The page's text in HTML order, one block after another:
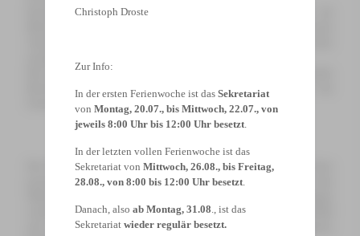
Emotional wurde es dann beim musikalischen Beitrag der
Den stimmungsvollen Abschluss bildete ein gemeinsamer Gesang aller
Beteiligten zum Lied „Gut, dass wir einander haben“, der das
Gemeinschaftsgefühl des Tages nochmals unterstrich.
Der Projekttag „What a wonderful world” endete für alle mit vielen
positiven Eindrücken, neuen Denkanstößen und dem Wunsch, dass
werden. Die Hoffnung auf bessere Zeiten war in jeder Note, jedem Bild
und jeder Szene spürbar- ein starkes Zeichen einer engagierten
Christoph Droste
Zur Info:
In der ersten Ferienwoche ist das Sekretariat
von Montag, 20.07., bis Mittwoch, 22.07., von
jeweils 8:00 Uhr bis 12:00 Uhr besetzt
In der letzten vollen Ferienwoche ist das
Sekretariat von Mittwoch, 26.08., bis Freitag,
28.08., von 8:00 bis 12:00 Uhr besetzt
Danach, also ab Montag, 31.08 ., ist das
Sekretariat wieder regulär besetzt.